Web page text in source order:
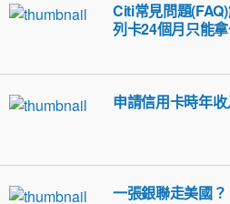
Citi常見問題
列卡24個月只能拿
申請信用卡時年
一張銀聯走美國？